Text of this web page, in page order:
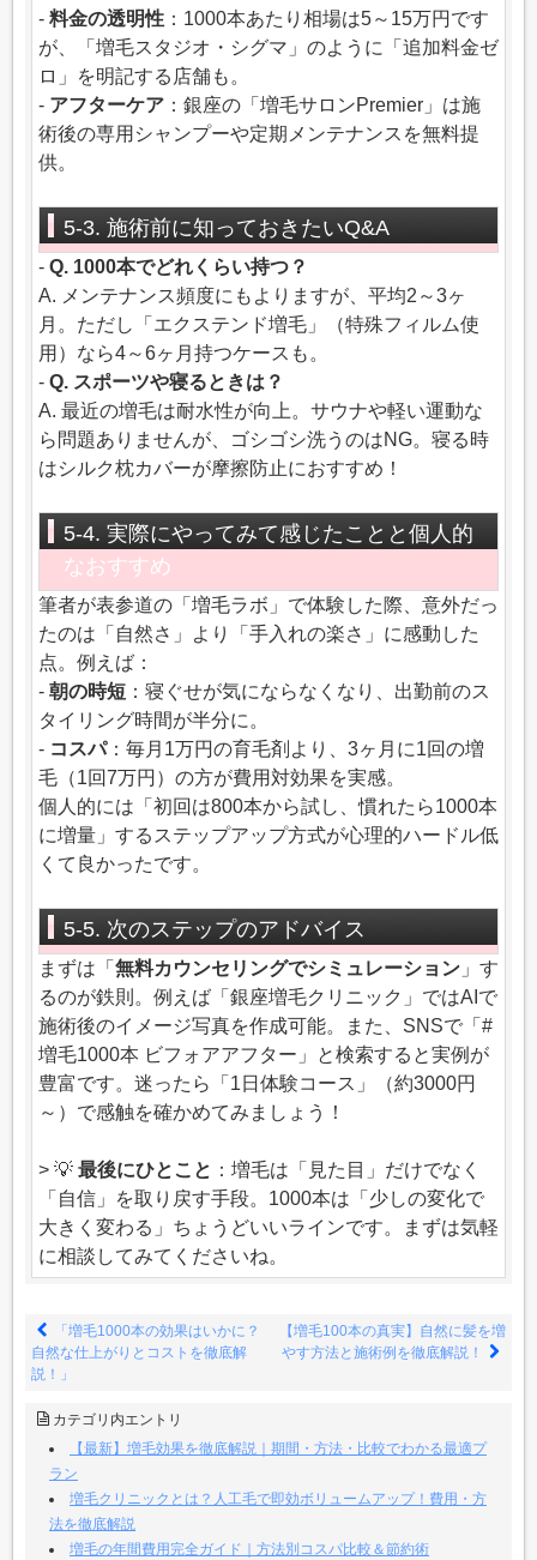
- 料金の透明性 ：1000本あたり相場は5～15万円です
が、「増毛スタジオ・シグマ」のように「追加料金ゼ
ロ」を明記する店舗も。
- アフターケア ：銀座の「増毛サロンPremier」は施
術後の専用シャンプーや定期メンテナンスを無料提
供。
5-3. 施術前に知っておきたいQ&A
- Q. 1000本でどれくらい持つ？
A. メンテナンス頻度にもよりますが、平均2～3ヶ
月。ただし「エクステンド増毛」（特殊フィルム使
用）なら4～6ヶ月持つケースも。
- Q. スポーツや寝るときは？
A. 最近の増毛は耐水性が向上。サウナや軽い運動な
ら問題ありませんが、ゴシゴシ洗うのはNG。寝る時
はシルク枕カバーが摩擦防止におすすめ！
5-4. 実際にやってみて感じたことと個人的
なおすすめ
筆者が表参道の「増毛ラボ」で体験した際、意外だっ
たのは「自然さ」より「手入れの楽さ」に感動した
点。例えば：
- 朝の時短 ：寝ぐせが気にならなくなり、出勤前のス
タイリング時間が半分に。
- コスパ：毎月1万円の育毛剤より、3ヶ月に1回の増
毛（1回7万円）の方が費用対効果を実感。
個人的には「初回は800本から試し、慣れたら1000本
に増量」するステップアップ方式が心理的ハードル低
くて良かったです。
5-5. 次のステップのアドバイス
まずは「 無料カウンセリングでシミュレーション 」す
るのが鉄則。例えば「銀座増毛クリニック」ではAIで
施術後のイメージ写真を作成可能。また、SNSで「#
増毛1000本 ビフォアアフター」と検索すると実例が
豊富です。迷ったら「1日体験コース」（約3000円
～）で感触を確かめてみましょう！
> 💡 最後にひとこと ：増毛は「見た目」だけでなく
「自信」を取り戻す手段。1000本は「少しの変化で
大きく変わる」ちょうどいいラインです。まずは気軽
に相談してみてくださいね。
「増毛1000本の効果はいかに？
自然な仕上がりとコストを徹底解
説！」
【増毛100本の真実】自然に髪を増
やす方法と施術例を徹底解説！
カテゴリ内エントリ
【最新】増毛効果を徹底解説｜期間・方法・比較でわかる最適プ
ラン
増毛クリニックとは？人工毛で即効ボリュームアップ！費用・方
法を徹底解説
増毛の年間費用完全ガイド｜方法別コスパ比較＆節約術